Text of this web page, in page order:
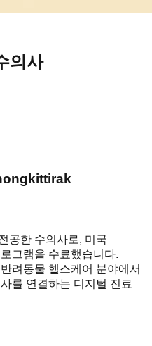
의사
공한 수의사로, 미국
그램을 수료했습니다.
려동물 헬스케어 분야에서
를 연결하는 디지털 진료